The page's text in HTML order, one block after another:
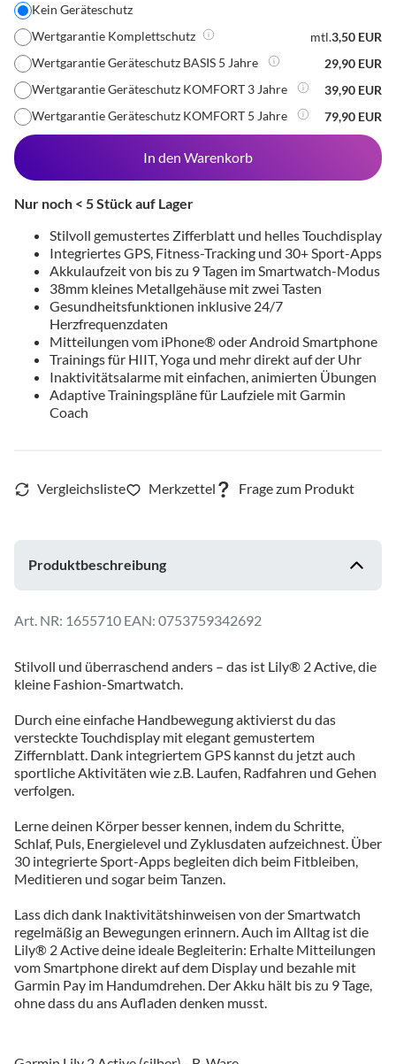
Kein Geräteschutz
Wertgarantie Komplettschutz
3,50 EUR
mtl.
Wertgarantie Geräteschutz BASIS 5 Jahre
29,90 EUR
Wertgarantie Geräteschutz KOMFORT 3 Jahre
39,90 EUR
Wertgarantie Geräteschutz KOMFORT 5 Jahre
79,90 EUR
In den Warenkorb
Nur noch < 5 Stück auf Lager
Stilvoll gemustertes Zifferblatt und helles Touchdisplay
Integriertes GPS, Fitness-Tracking und 30+ Sport-Apps
Akkulaufzeit von bis zu 9 Tagen im Smartwatch-Modus
38mm kleines Metallgehäuse mit zwei Tasten
Gesundheitsfunktionen inklusive 24/7
Herzfrequenzdaten
Mitteilungen vom iPhone® oder Android Smartphone
Trainings für HIIT, Yoga und mehr direkt auf der Uhr
Inaktivitätsalarme mit einfachen, animierten Übungen
Adaptive Trainingspläne für Laufziele mit Garmin
Coach
Produktbeschreibung
1655710 EAN: 0753759342692
Stilvoll und überraschend anders – das ist Lily® 2 Active, die
kleine Fashion-Smartwatch.
Durch eine einfache Handbewegung aktivierst du das
versteckte Touchdisplay mit elegant gemustertem
Ziffernblatt. Dank integriertem GPS kannst du jetzt auch
sportliche Aktivitäten wie z.B. Laufen, Radfahren und Gehen
verfolgen.
Lerne deinen Körper besser kennen, indem du Schritte,
Schlaf, Puls, Energielevel und Zyklusdaten aufzeichnest. Über
30 integrierte Sport-Apps begleiten dich beim Fitbleiben,
Meditieren und sogar beim Tanzen.
Lass dich dank Inaktivitätshinweisen von der Smartwatch
regelmäßig an Bewegungen erinnern. Auch im Alltag ist die
Lily® 2 Active deine ideale Begleiterin: Erhalte Mitteilungen
vom Smartphone direkt auf dem Display und bezahle mit
Garmin Pay im Handumdrehen. Der Akku hält bis zu 9 Tage,
ohne dass du ans Aufladen denken musst.